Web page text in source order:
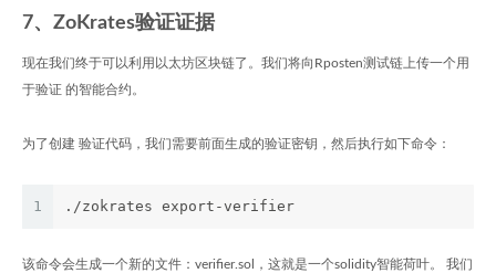
7、ZoKrates验证证据
现在我们终于可以利用以太坊区块链了。我们将向Rposten测试链上传一个用
于验证 的智能合约。
为了创建 验证代码，我们需要前面生成的验证密钥，然后执行如下命令：
1 ./zokrates export-verifier
该命令会生成一个新的文件：verifier.sol，这就是一个solidity智能荷叶。 我们